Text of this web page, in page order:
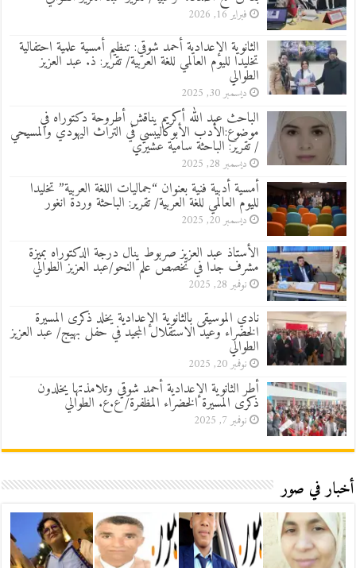
فبراير 16, 2026
الثانوية الإعدادية أحمد شوقي: تنظيم أمسية علمية احتفالية
تخليدا لليوم العالمي للغة العربية/ تقرير: ذ. عبد العزيز
الطوالي
ديسمبر 30, 2025
الباحث عبد الله أكريم يناقش أطروحة دكتوراه في
موضوع:الأدب الأبوكاليبسي في التراث اليهودي والمسيحي
/ تقرير: الباحثة سامية عشيري
ديسمبر 28, 2025
أمسية أدبية فنية بعنوان “جماليات اللغة العربية” تخليدا
لليوم العالمي للغة العربية/ تقرير: الباحثة وردة انغور
ديسمبر 20, 2025
الأستاذ عبد العزيز صربوط ينال درجة الدكتوراه بميزة
مشرف جدا في تخصص علم النحو/عبد العزيز الطوالي
نوفمبر 28, 2025
نادي الموسيقى بالثانوية الإعدادية يخلد ذكرى المسيرة
الخضراء وعيد الاستقلال المجيد في حفل بهيج/ عبد العزيز
الطوالي
نوفمبر 20, 2025
أطر الثانوية الإعدادية أحمد شوقي وتلامذتها يخلدون
ذكرى المسيرة الخضراء المظفرة/ ع.ع. الطوالي
نوفمبر 7, 2025
أخبار في صور